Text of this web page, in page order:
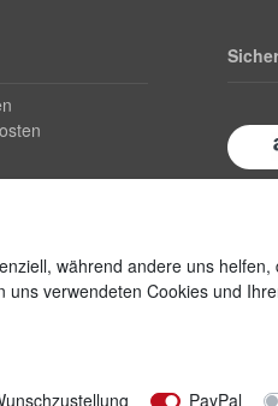
während andere uns helfen,
verwendeten Cookies und
PayPal